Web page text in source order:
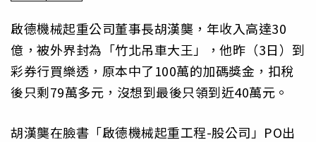
啟德機械起重公司董事長胡漢龑，年收入高達30
億，被外界封為「竹北吊車大王」，他昨（3日）到
彩券行買樂透，原本中了100萬的加碼獎金，扣稅
後只剩79萬多元，沒想到最後只領到近40萬元。
胡漢龑在臉書「啟德機械起重工程-股公司」PO出